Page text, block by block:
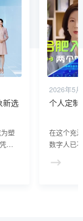
新选
塑
借
2026年5
个人定制
在这个充
数字人已
字人的实